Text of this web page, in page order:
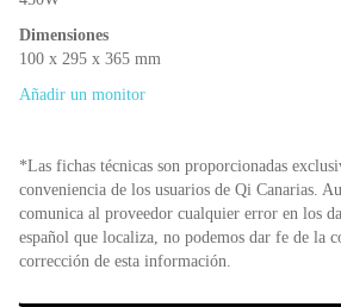
Dimensiones
100 x 295 x 365 mm
Añadir un monitor
*Las fichas técnicas son proporcionadas
conveniencia de los usuarios de Qi Canarias.
comunica al proveedor cualquier error en los
español que localiza, no podemos dar fe de la
corrección de esta información.